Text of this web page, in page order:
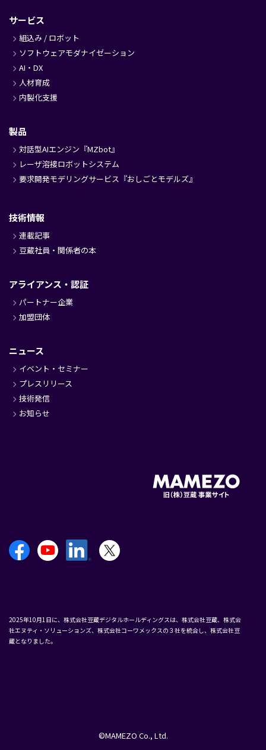
サービス
組込み / ロボット
ソフトウェアモダナイゼーション
AI・DX
人材育成
内製化支援
製品
対話型AIエンジン『MZbot』
レーザ溶接ロボットシステム
要求開発モデリングサービス『おしごとモデルズ』
技術情報
連載記事
豆蔵社員・関係者の本
アライアンス・認証
パートナー企業
加盟団体
ニュース
イベント・セミナー
プレスリリース
技術発信
お知らせ
2025年10月1日に、株式会社豆蔵デジタルホールディングスは、株式会社豆蔵、株式会
社エヌティ・ソリューションズ、株式会社コーワメックスの３社を統合し、株式会社豆
蔵となりました。
©MAMEZO Co., Ltd.